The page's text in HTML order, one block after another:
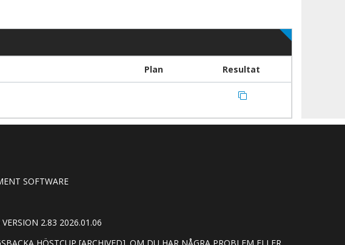
Plan Resultat
SOFTWARE
2.83 2026.01.06